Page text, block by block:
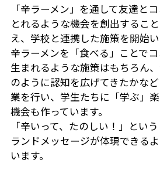
「辛ラーメン」を通して友達と
とれるような機会を創出するこ
え、学校と連携した施策を開始い
辛ラーメンを「食べる」ことで
生まれるような施策はもちろん
のように認知を広げてきたかな
業を行い、学生たちに「学ぶ」
機会も作っています。
「辛いって、たのしい！」とい
ランドメッセージが体現できる
います。